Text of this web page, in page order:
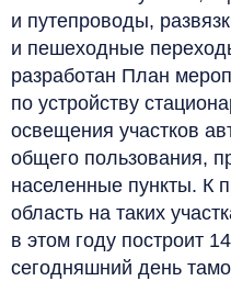
и путепроводы,
и пешеходные
разработан План
по устройству
освещения участков
общего пользования,
населенные пункты. К
область на таких
в этом году построит
сегодняшний день